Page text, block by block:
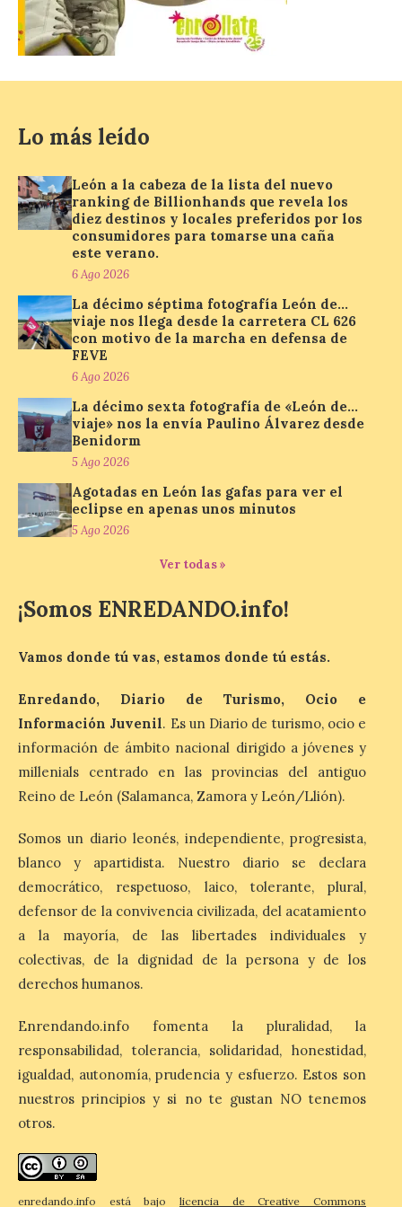
7 Ago 2026
Un recorrido entre La
Fábrica de Luz. Museo de
Minero Siderúrgica de Ponferrada –
MSP) y La Térmica Cultural (antigua
central de Compostilla […]
El estreno absoluto de la
obra “De indis. Por favor,
firme aquí” y la música del
grupo Carrion Folk,
protagonizan la oferta
cultural de este fin de
semana dentro del
programa Salamanca
Plazas y Patios
7 Ago 2026
El programa cultural
Salamanca Plazas y Patios
semana con propuestas
de teatro y música. En el
absoluto de “De indis. Por favor, firme
aquí”, una producción de la compañía
Ciclo “Mujeres en la
Historia y la
Peregrinación”, en
Benavides de Órbigo.
7 Ago 2026
Conferencia de Victorina
Alonso, sobre la
Presentación del Libro
“Va de Monjas”, de José
Fernando Cornejo. Apertura de una doble
exposición de fotografía. Este viernes, 7
de agosto, a las 20,00 horas, en el
auditorio de Benavides de […]
Food trucks y música en
Valencia de Don Juan en
una nueva edición de
Castle Food 2026
7 Ago 2026
música en directo con
Lo más leído
León a la cabeza de la lista del nuevo
ranking de Billionhands que revela los
diez destinos y locales preferidos por los
consumidores para tomarse una caña
este verano.
6 Ago 2026
La décimo séptima fotografía León de…
viaje nos llega desde la carretera CL 626
con motivo de la marcha en defensa de
FEVE
6 Ago 2026
La décimo sexta fotografía de «León de…
viaje» nos la envía Paulino Álvarez desde
Benidorm
5 Ago 2026
Agotadas en León las gafas para ver el
eclipse en apenas unos minutos
5 Ago 2026
Ver todas »
¡Somos ENREDANDO.info!
Vamos donde tú vas, estamos donde tú estás.
Enredando, Diario de Turismo, Ocio e
Información Juvenil. Es un Diario de turismo, ocio e
información de ámbito nacional dirigido a jóvenes y
millenials centrado en las provincias del antiguo
Reino de León (Salamanca, Zamora y León/Llión).
Somos un diario leonés, independiente, progresista,
blanco y apartidista. Nuestro diario se declara
democrático, respetuoso, laico, tolerante, plural,
defensor de la convivencia civilizada, del acatamiento
a la mayoría, de las libertades individuales y
colectivas, de la dignidad de la persona y de los
derechos humanos.
Enrendando.info fomenta la pluralidad, la
responsabilidad, tolerancia, solidaridad, honestidad,
igualdad, autonomía, prudencia y esfuerzo. Estos son
nuestros principios y si no te gustan NO tenemos
otros.
enredando.info está bajo licencia de Creative Commons